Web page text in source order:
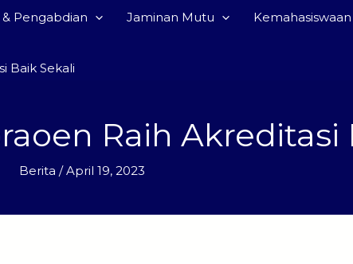
Pengabdian Jaminan Mutu Kemahasiswaan
Baik Sekali
Raih Akreditasi
Berita /April 19, 2023